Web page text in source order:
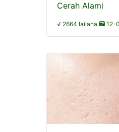
Cerah Alami
√ 2664 lailana 12-